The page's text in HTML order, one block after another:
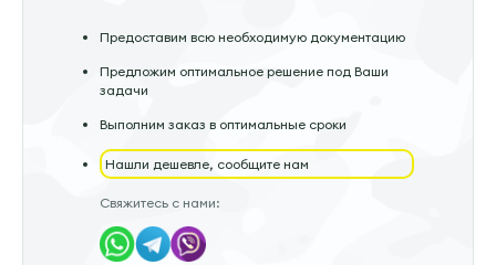
Предоставим всю необходимую документацию
Предложим оптимальное решение под Ваши
задачи
Выполним заказ в оптимальные сроки
Нашли дешевле, сообщите нам
Свяжитесь с нами: